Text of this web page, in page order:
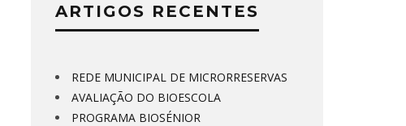
ARTIGOS RECENTES
REDE MUNICIPAL DE MICRORRESERVAS
AVALIAÇÃO DO BIOESCOLA
PROGRAMA BIOSÉNIOR